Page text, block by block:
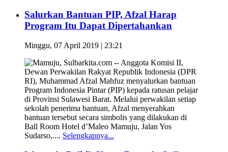
Salurkan Bantuan PIP, Afzal Harap
Program Itu Dapat Dipertahankan
Minggu, 07 April 2019 | 23:21
Mamuju, Sulbarkita.com -- Anggota Komisi II,
Dewan Perwakilan Rakyat Republik Indonesia (DPR
RI), Muhammad Afzal Mahfuz menyalurkan bantuan
Program Indonesia Pintar (PIP) kepada ratusan pelajar
di Provinsi Sulawesi Barat. Melalui perwakilan setiap
sekolah penerima bantuan, Afzal menyerahkan
bantuan tersebut secara simbolis yang dilakukan di
Ball Room Hotel d’Maleo Mamuju, Jalan Yos
Sudarso,.... Selengkapnya...